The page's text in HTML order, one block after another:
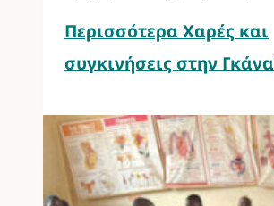
Περισσότερα Χαρές και
συγκινήσεις στην Γκάνα